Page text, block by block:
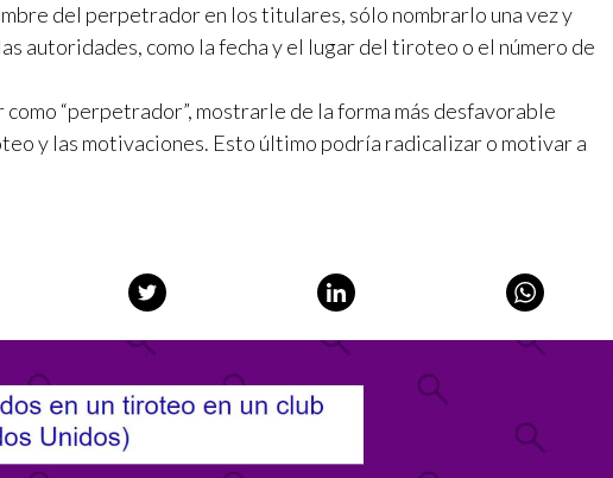
del perpetrador en los titulares, sólo nombrarlo una vez y
autoridades, como la fecha y el lugar del tiroteo o el número de
“perpetrador”, mostrarle de la forma más desfavorable
y las motivaciones. Esto último podría radicalizar o motivar a